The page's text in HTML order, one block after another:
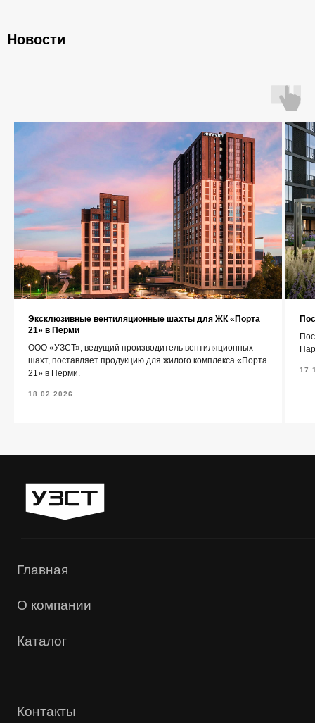
Новости
Эксклюзивные вентиляционные шахты для ЖК «Порта
21» в Перми
ООО «УЗСТ», ведущий производитель вентиляционных
шахт, поставляет продукцию для жилого комплекса «Порта
21» в Перми.
18.02.2026
Политика конфиденциальности
Екатеринбург, Гурзуфская 44
+7 (343) 227-22-20
info@1uzst.ru
Контакты
Каталог